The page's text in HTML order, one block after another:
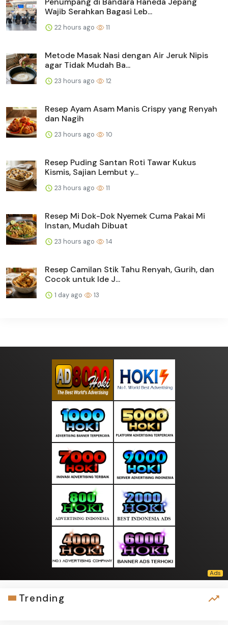
Wajib Serahkan Bagasi Leb...
22 hours ago 11
Metode Masak Nasi dengan Air Jeruk Nipis
agar Tidak Mudah Ba...
23 hours ago 12
Resep Ayam Asam Manis Crispy yang Renyah
dan Nagih
23 hours ago 10
Resep Puding Santan Roti Tawar Kukus
Kismis, Sajian Lembut y...
23 hours ago 11
Resep Mi Dok-Dok Nyemek Cuma Pakai Mi
Instan, Mudah Dibuat
23 hours ago 14
Resep Camilan Stik Tahu Renyah, Gurih, dan
Cocok untuk Ide J...
1 day ago 13
Trending